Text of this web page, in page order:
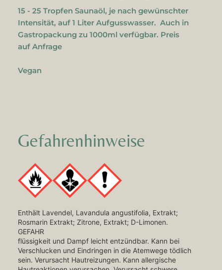
15 - 25 Tropfen Saunaöl, je nach gewünschter
Intensität, auf 1 Liter Aufgusswasser. Auch in
Gastropackung zu 1000ml verfügbar. Preis
auf Anfrage
Vegan
Gefahrenhinweise
Enthält Lavendel, Lavandula angustifolia, Extrakt;
Rosmarin Extrakt; Zitrone, Extrakt; D-Limonen.
GEFAHR
flüssigkeit und Dampf leicht entzündbar. Kann bei
Verschlucken und Eindringen in die Atemwege tödlich
sein. Verursacht Hautreizungen. Kann allergische